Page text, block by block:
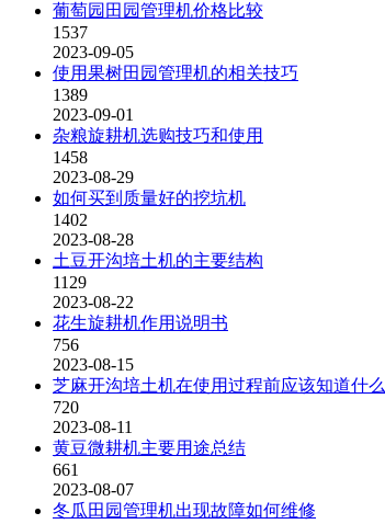
葡萄园田园管理机价格比较
1537
2023-09-05
使用果树田园管理机的相关技巧
1389
2023-09-01
杂粮旋耕机选购技巧和使用
1458
2023-08-29
如何买到质量好的挖坑机
1402
2023-08-28
土豆开沟培土机的主要结构
1129
2023-08-22
花生旋耕机作用说明书
756
2023-08-15
芝麻开沟培土机在使用过程前应该知道什么
720
2023-08-11
黄豆微耕机主要用途总结
661
2023-08-07
冬瓜田园管理机出现故障如何维修